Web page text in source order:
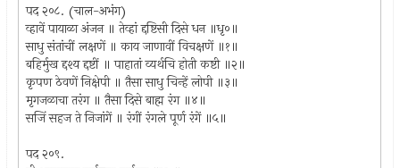
पद २०८. (चाल-अभंग)
व्हावें पायाळा अंजन ॥ तेव्हां द्दष्टिसी दिसे धन ॥धृ०॥
साधु संतांचीं लक्षणें ॥ काय जाणावीं विचक्षणें ॥१॥
बहिर्मुख द्दश्य द्दष्टीं ॥ पाहातां व्यर्थचि होती कष्टी ॥२॥
कृपण ठेवणें निक्षेपी ॥ तैसा साधु चिन्हें लोपी ॥३॥
मृगजळाचा तरंग ॥ तैसा दिसे बाह्म रंग ॥४॥
सजिं सहज ते निजांगें ॥ रंगीं रंगले पूर्ण रंगें ॥५॥
पद २०९.